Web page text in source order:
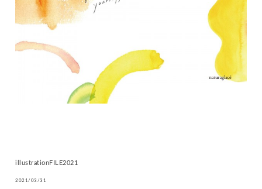
illustrationFILE2021
2021/03/31